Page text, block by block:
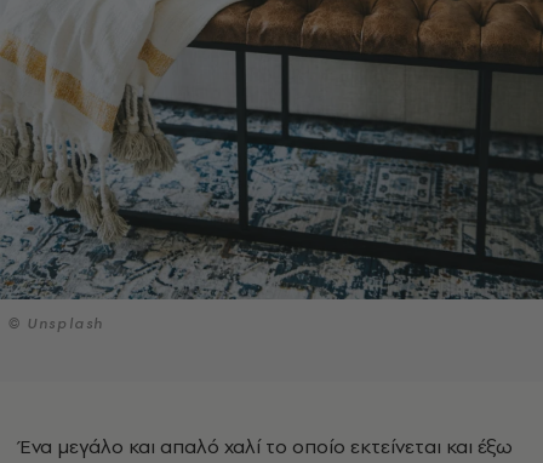
© Unsplash
Ένα μεγάλο και απαλό χαλί το οποίο εκτείνεται και έξω